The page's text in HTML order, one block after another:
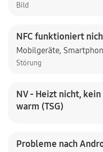
Bild
NFC funktioniert
Mobilgeräte,
Störung
NV - Heizt nicht,
warm (TSG)
Probleme nach